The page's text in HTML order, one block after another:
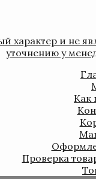
и не
уточнению у
Как
Проверка